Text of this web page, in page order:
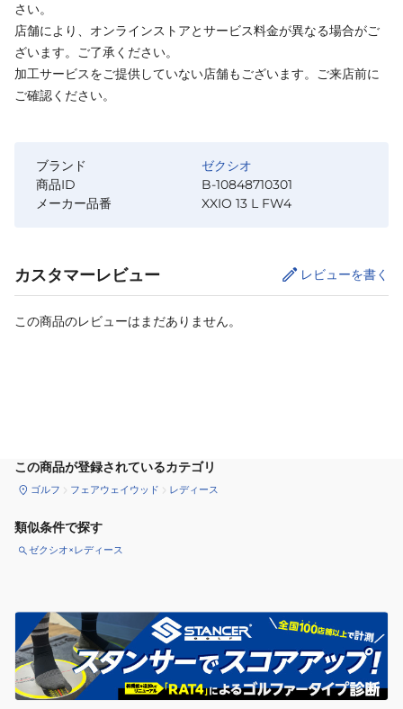
さい。
店舗により、オンラインストアとサービス料金が異なる場合がご
ざいます。ご了承ください。
加工サービスをご提供していない店舗もございます。ご来店前に
ご確認ください。
ブランド
ゼクシオ
商品ID
B-10848710301
メーカー品番
XXIO 13 L FW4
カスタマーレビュー レビューを書く
この商品のレビューはまだありません。
この商品が登録されているカテゴリ
ゴルフ フェアウェイウッド レディース
類似条件で探す
ゼクシオ×レディース